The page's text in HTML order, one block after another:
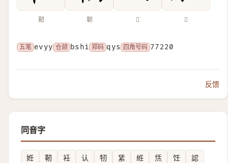
靭 韌 𠯄 𦨔
五笔 evyy 仓颉 bshi 郑码 qys 四角号码 77220
反馈
同音字
姙 靭 衽 认 牣 䋕 絍 㶵 饪
認